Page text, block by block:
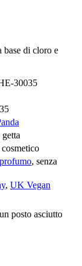
base di cloro e
30035
cosmetico
, senza
, UK Vegan
posto asciutto